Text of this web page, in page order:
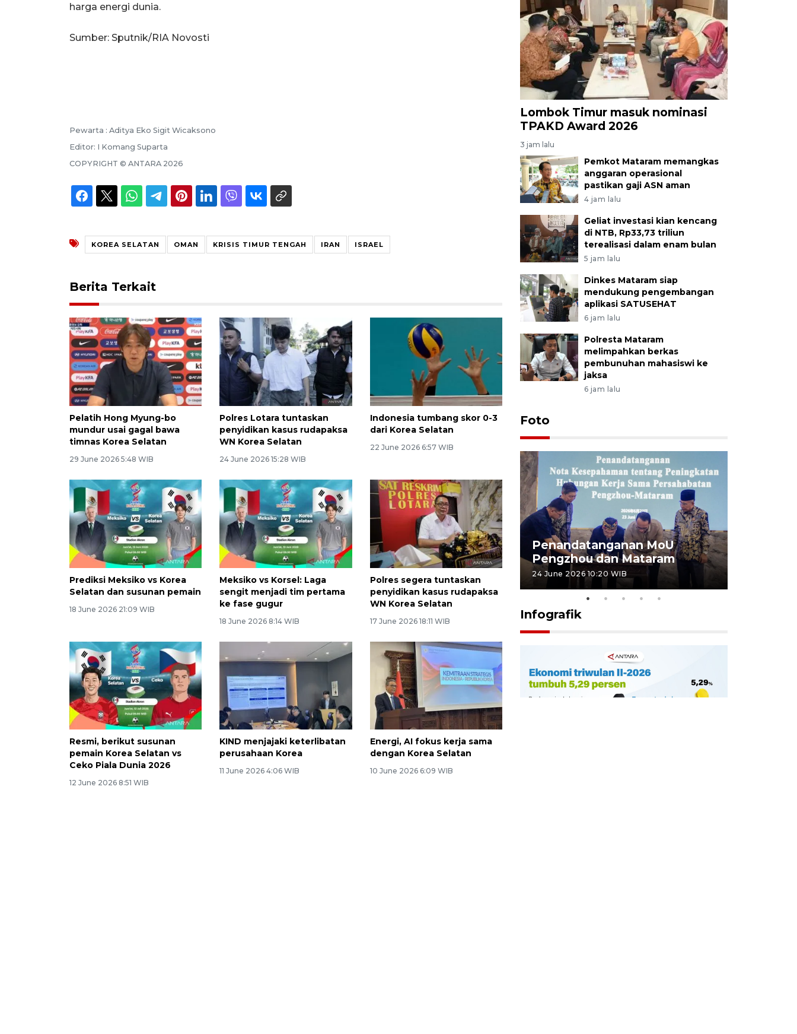
harga energi dunia.
Sumber: Sputnik/RIA Novosti
Pewarta : Aditya Eko Sigit Wicaksono
Editor: I Komang Suparta
COPYRIGHT © ANTARA 2026
KOREA SELATAN OMAN KRISIS TIMUR TENGAH IRAN ISRAEL
Berita Terkait
Pelatih Hong Myung-bo
mundur usai gagal bawa
timnas Korea Selatan
29 June 2026 5:48 WIB
Polres Lotara tuntaskan
penyidikan kasus rudapaksa
WN Korea Selatan
24 June 2026 15:28 WIB
Indonesia tumbang skor 0-3
dari Korea Selatan
22 June 2026 6:57 WIB
Prediksi Meksiko vs Korea
Selatan dan susunan pemain
18 June 2026 21:09 WIB
Meksiko vs Korsel: Laga
sengit menjadi tim pertama
ke fase gugur
18 June 2026 8:14 WIB
Polres segera tuntaskan
penyidikan kasus rudapaksa
WN Korea Selatan
17 June 2026 18:11 WIB
Resmi, berikut susunan
pemain Korea Selatan vs
Ceko Piala Dunia 2026
12 June 2026 8:51 WIB
KIND menjajaki keterlibatan
perusahaan Korea
11 June 2026 4:06 WIB
Energi, AI fokus kerja sama
dengan Korea Selatan
10 June 2026 6:09 WIB
Lombok Timur masuk nominasi
TPAKD Award 2026
3 jam lalu
Pemkot Mataram memangkas
anggaran operasional
pastikan gaji ASN aman
4 jam lalu
Geliat investasi kian kencang
di NTB, Rp33,73 triliun
terealisasi dalam enam bulan
5 jam lalu
Dinkes Mataram siap
mendukung pengembangan
aplikasi SATUSEHAT
6 jam lalu
Polresta Mataram
melimpahkan berkas
pembunuhan mahasiswi ke
jaksa
6 jam lalu
Foto
Sidang putusan terdakwa
pembunuhan Brigadir Nurhadi
Penandatanganan MoU
Pengzhou dan Mataram
24 June 2026 10:20 WIB
Infografik